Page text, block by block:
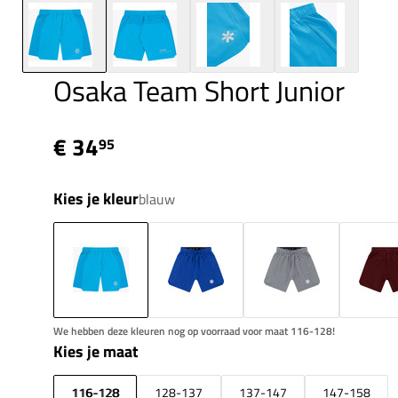
Osaka Team Short Junior
€ 3495
Kies je kleurblauw
We hebben deze kleuren nog op voorraad voor maat 116-128!
Kies je maat
116-128 128-137 137-147 147-158